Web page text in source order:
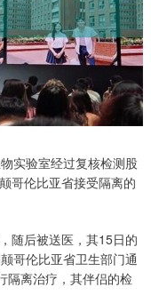
实验室经过复核检测股
哥伦比亚省接受隔离的
随后被送医，其15日的
哥伦比亚省卫生部门通
隔离治疗，其伴侣的检